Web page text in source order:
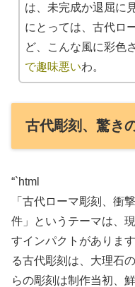
は、未完成か退屈に
にとっては、古代ロ
ど、こんな風に彩色
で趣味悪いわ。
古代彫刻、驚き
“`html
「古代ローマ彫刻、衝
件」というテーマは、
すインパクトがありま
る古代彫刻は、大理石
らの彫刻は制作当初、